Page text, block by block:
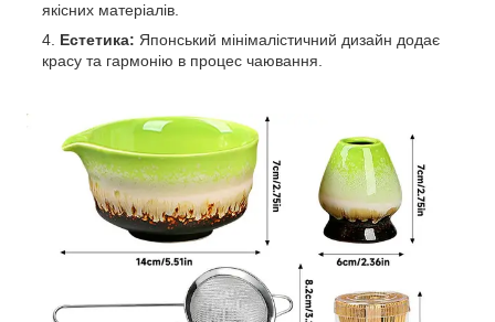
якісних матеріалів.
Естетика: Японський мінімалістичний дизайн додає
красу та гармонію в процес чаювання.